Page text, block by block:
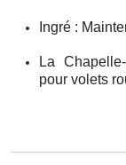
Ingré :
La
pour volets